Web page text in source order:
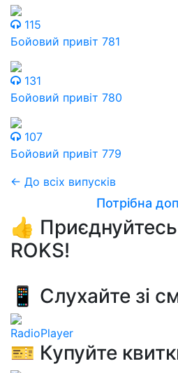
115
Бойовий привіт 781
131
Бойовий привіт 780
107
Бойовий привіт 779
← До всіх випусків
Потрібна
👍
ROKS!
📱 Слухайте зі
RadioPlayer
🎫 Купуйте